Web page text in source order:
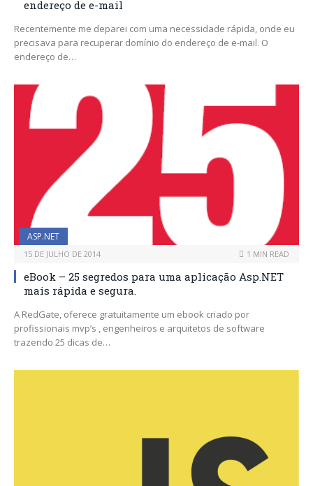
endereço de e-mail
Recentemente me deparei com uma necessidade rápida, onde eu
precisava para recuperar domínio do endereço de e-mail. O
endereço de…
ASP.NET
15 DE JULHO DE 2014 1 MIN READ
eBook – 25 segredos para uma aplicação Asp.NET
mais rápida e segura.
A RedGate, oferece gratuitamente um ebook criado por
profissionais mvp’s , engenheiros e arquitetos de software
trazendo 25 dicas de…